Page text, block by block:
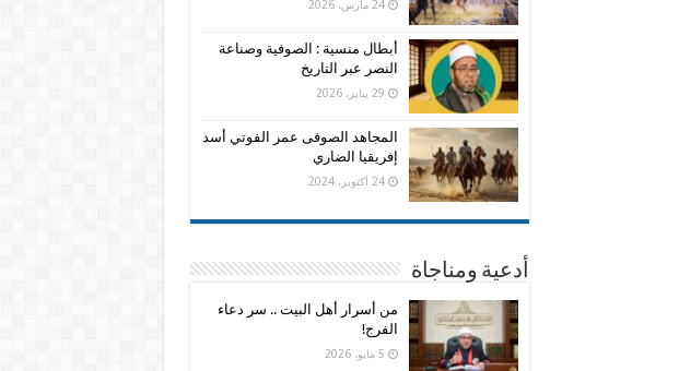
24 مارس، 2026
أبطال منسية : الصوفية وصناعة
النصر عبر التاريخ
29 يناير، 2026
المجاهد الصوفى عمر الفوتي أسد
إفريقيا الضاري
24 أكتوبر، 2024
أدعية ومناجاة
من أسرار أهل البيت .. سر دعاء
الفرج!
5 مايو، 2026